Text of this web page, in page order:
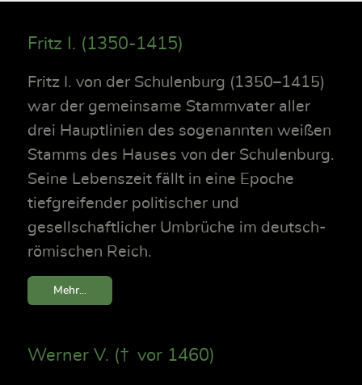
Fritz I. (1350-1415)
Fritz I. von der Schulenburg (1350–1415)
war der gemeinsame Stammvater aller
drei Hauptlinien des sogenannten weißen
Stamms des Hauses von der Schulenburg.
Seine Lebenszeit fällt in eine Epoche
tiefgreifender politischer und
gesellschaftlicher Umbrüche im deutsch-
römischen Reich.
Mehr...
Werner V. († vor 1460)